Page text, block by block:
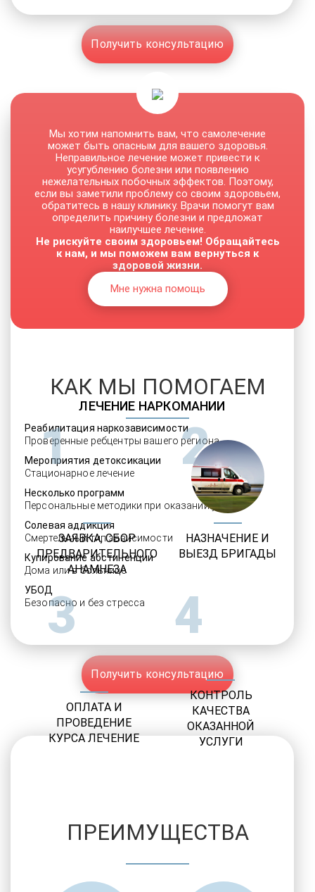
Получить консультацию
ЛЕЧЕНИЕ НАРКОМАНИИ
Реабилитация наркозависимости
Проверенные ребцентры вашего региона
Мероприятия детоксикации
Стационарное лечение
Несколько программ
Персональные методики при оказании услуг
Солевая аддикция
Смертельный тип зависимости
Купирование абстиненции
Дома или в больнице
УБОД
Безопасно и без стресса
Получить консультацию
Мы хотим напомнить вам, что самолечение
может быть опасным для вашего здоровья.
Неправильное лечение может привести к
усугублению болезни или появлению
нежелательных побочных эффектов. Поэтому,
если вы заметили проблему со своим здоровьем,
обратитесь в нашу клинику. Врачи помогут вам
определить причину болезни и предложат
наилучшее лечение.
Не рискуйте своим здоровьем! Обращайтесь
к нам, и мы поможем вам вернуться к
здоровой жизни.
Мне нужна помощь
КАК МЫ ПОМОГАЕМ
1
ЗАЯВКА, СБОР
ПРЕДВАРИТЕЛЬНОГО
АНАМНЕЗА
2
НАЗНАЧЕНИЕ И
ВЫЕЗД БРИГАДЫ
3
ОПЛАТА И
ПРОВЕДЕНИЕ
КУРСА ЛЕЧЕНИЕ
4
КОНТРОЛЬ
КАЧЕСТВА
ОКАЗАННОЙ
УСЛУГИ
ПРЕИМУЩЕСТВА